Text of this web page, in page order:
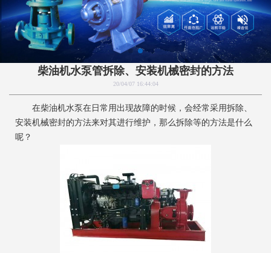
柴油机水泵管拆除、安装机械密封的方法
20/04/07 16:44:04
在柴油机水泵在日常用出现故障的时候，会经常采用拆除、
安装机械密封的方法来对其进行维护，那么拆除等的方法是什么
呢？